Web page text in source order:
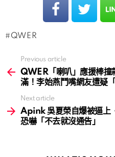
QWER
more
Previous article
QWER「喇叭」應援棒
滿！李始燕鬥嘴網友遭疑「
Next article
Apink 吳夏榮自爆被逼上
恐嚇「不去就沒通告」